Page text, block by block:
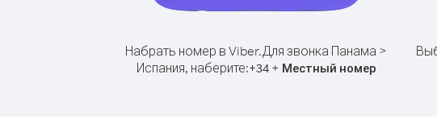
Набрать номер в Viber.Для звонка Панама >
Испания, наберите:+34+ Местный номер